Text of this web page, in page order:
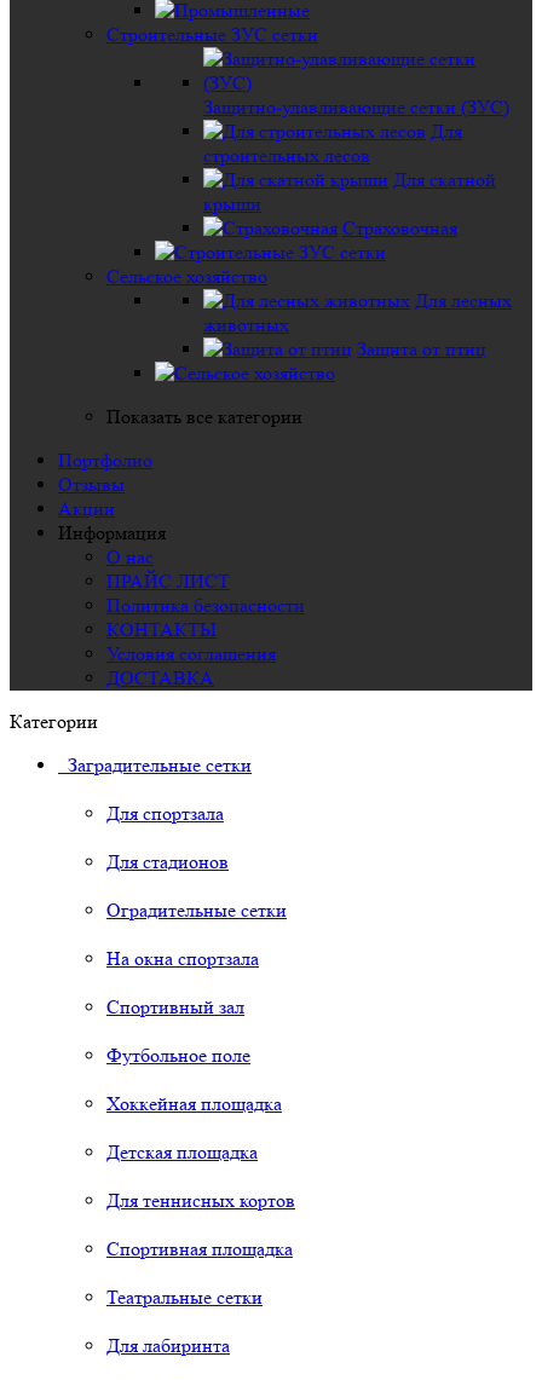
Строительные ЗУС сетки
Защитно-улавливающие сетки (ЗУС)
Для
строительных лесов
Для скатной
крыши
Страховочная
Сельское хозяйство
Для лесных
животных
Защита от птиц
Показать все категории
Портфолио
Отзывы
Акции
Информация
О нас
ПРАЙС ЛИСТ
Политика безопасности
КОНТАКТЫ
Условия соглашения
ДОСТАВКА
Категории
Заградительные сетки
Для спортзала
Для стадионов
Оградительные сетки
На окна спортзала
Спортивный зал
Футбольное поле
Хоккейная площадка
Детская площадка
Для теннисных кортов
Спортивная площадка
Театральные сетки
Для лабиринта